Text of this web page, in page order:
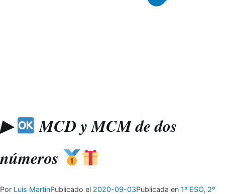
▶
MCD y MCM de dos
números
Por Luis MartinPublicado el 2020-09-03Publicada en 1º ESO, 2º